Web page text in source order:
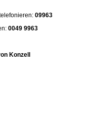
09963
0049 9963
Konzell